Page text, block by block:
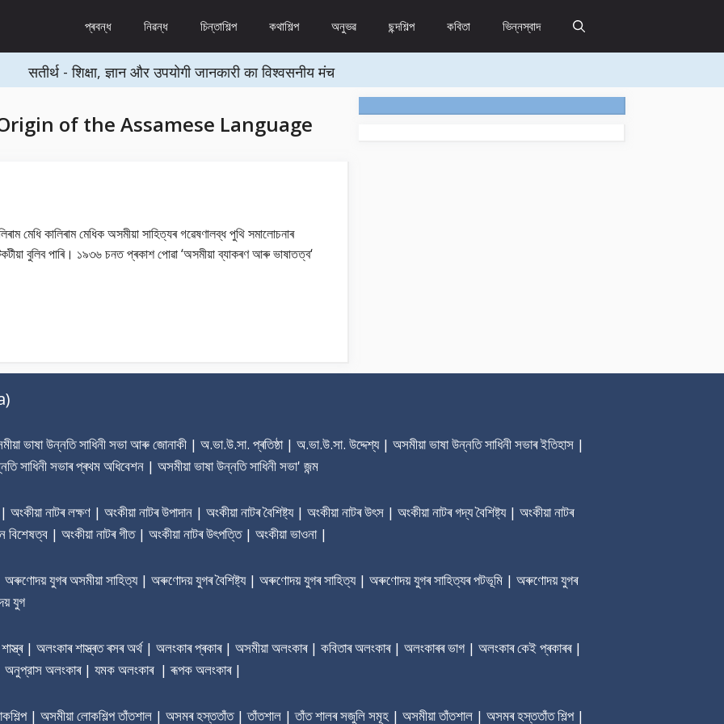
প্ৰবন্ধ নিৱন্ধ চিন্তাশিল্প কথাশিল্প অনুভৱ ছন্দশিল্প কবিতা ভিন্নস্বাদ
सतीर्थ - शिक्षा, ज्ञान और उपयोगी जानकारी का विश्वसनीय मंच
of the Assamese Language
মেধি কালিৰাম মেধিক অসমীয়া সাহিত্যৰ গৱেষণালব্ধ পুথি সমালোচনাৰ
বুলিব পাৰি। ১৯৩৬ চনত প্ৰকাশ পোৱা ‘অসমীয়া ব্যাকৰণ আৰু ভাষাতত্ব‘
ভাষা উন্নতি সাধিনী সভা আৰু জোনাকী | অ.ভা.উ.সা. প্ৰতিষ্ঠা | অ.ভা.উ.সা. উদ্দেশ্য | অসমীয়া ভাষা উন্নতি সাধিনী সভাৰ ‎ইতিহাস |
সাধিনী সভাৰ প্ৰথম অধিবেশন | অসমীয়া ভাষা উন্নতি সাধিনী সভা' জন্ম
নাটৰ লক্ষণ | অংকীয়া নাটৰ উপাদান | অংকীয়া নাটৰ বৈশিষ্ট্য | অংকীয়া নাটৰ উৎস | অংকীয়া নাটৰ গদ্য বৈশিষ্ট্য | অংকীয়া নাটৰ
বিশেষত্ব | অংকীয়া নাটৰ গীত | অংকীয়া নাটৰ উৎপত্তি | অংকীয়া ভাওনা |
যুগৰ অসমীয়া সাহিত্য | অৰুণোদয় যুগৰ বৈশিষ্ট্য | অৰুণোদয় যুগৰ সাহিত্য | অৰুণোদয় যুগৰ সাহিত্যৰ পটভূমি | অৰুণোদয় যুগৰ
যুগ
| অলংকাৰ শাস্ত্ৰত ৰসৰ অৰ্থ | অলংকাৰ প্ৰকাৰ | অসমীয়া অলংকাৰ | কবিতাৰ অলংকাৰ | অলংকাৰৰ ভাগ | অলংকাৰ কেই প্ৰকাৰৰ |
| অনুপ্রাস অলংকাৰ | যমক অলংকাৰ | ৰূপক অলংকাৰ |
| অসমীয়া লোকশিল্প তাঁতশাল | অসমৰ হস্ততাঁত | তাঁতশাল | তাঁত শালৰ সজুলি সমূহ | অসমীয়া তাঁতশাল | অসমৰ হস্ততাঁত শিল্প |